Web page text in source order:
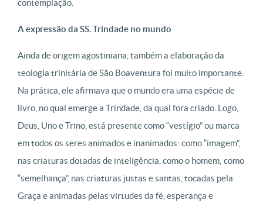
contemplação.
A expressão da SS. Trindade no mundo
Ainda de origem agostiniana, também a elaboração da
teologia trinitária de São Boaventura foi muito importante.
Na prática, ele afirmava que o mundo era uma espécie de
livro, no qual emerge a Trindade, da qual fora criado. Logo,
Deus, Uno e Trino, está presente como “vestígio” ou marca
em todos os seres animados e inanimados: como “imagem”,
nas criaturas dotadas de inteligência, como o homem; como
“semelhança”, nas criaturas justas e santas, tocadas pela
Graça e animadas pelas virtudes da fé, esperança e